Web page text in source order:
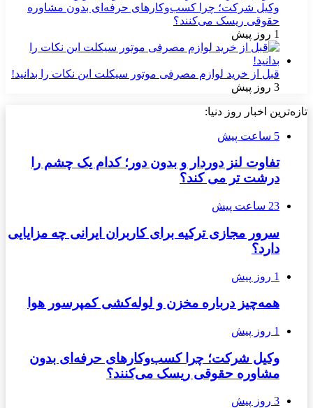
وکیل شرکت؛ چرا کسب‌وکارهای حرفه‌ای بدون مشاوره
حقوقی ریسک می‌کنند؟
1 روز پیش
قبل از خرید لوازم مصرفی موتور سیکلت این نکات را بدانید!
3 روز پیش
تازه‌ترین اخبار روز دنیا:
5 ساعت پیش
تفاوت لنز دوردار و بدون دور؛ کدام یک چشم را
درشت تر می کند؟
23 ساعت پیش
سرور مجازی ترکیه برای کاربران ایرانی چه مزایایی
دارد؟
1 روز پیش
همه‌چیز درباره مخزن و لوله‌کشی کمپرسور هوا
1 روز پیش
وکیل شرکت؛ چرا کسب‌وکارهای حرفه‌ای بدون
مشاوره حقوقی ریسک می‌کنند؟
3 روز پیش